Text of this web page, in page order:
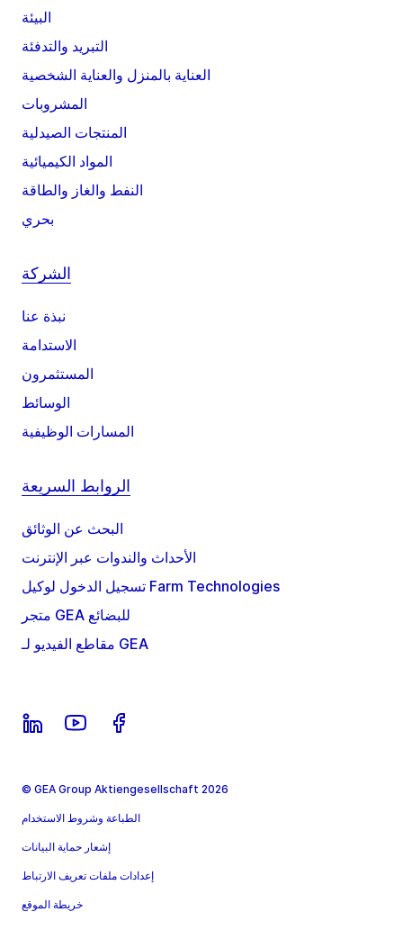
البيئة
التبريد والتدفئة
العناية بالمنزل والعناية الشخصية
المشروبات
المنتجات الصيدلية
المواد الكيميائية
النفط والغاز والطاقة
بحري
الشركة
نبذة عنا
الاستدامة
المستثمرون
الوسائط
المسارات الوظيفية
الروابط السريعة
البحث عن الوثائق
الأحداث والندوات عبر الإنترنت
تسجيل الدخول لوكيل Farm Technologies
متجر GEA للبضائع
مقاطع الفيديو لـ GEA
© GEA Group Aktiengesellschaft 2026
الطباعة وشروط الاستخدام
إشعار حماية البيانات
إعدادات ملفات تعريف الارتباط
خريطة الموقع